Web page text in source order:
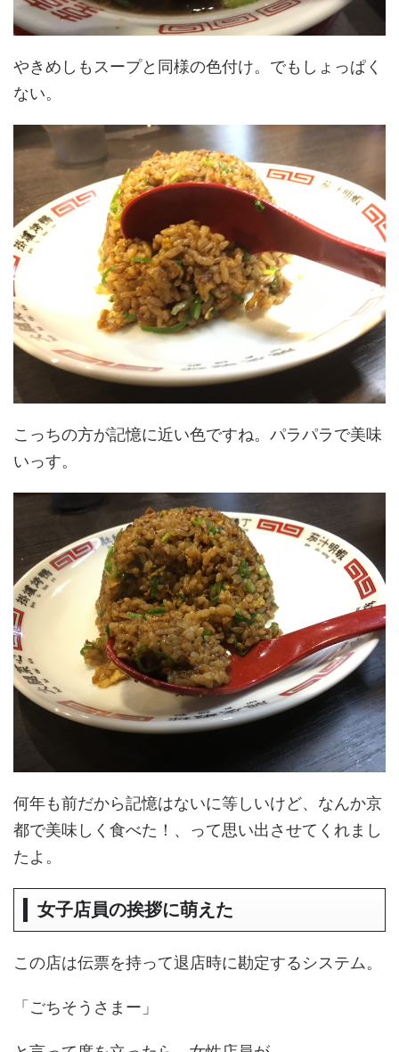
やきめしもスープと同様の色付け。でもしょっぱく
ない。
こっちの方が記憶に近い色ですね。パラパラで美味
いっす。
何年も前だから記憶はないに等しいけど、なんか京
都で美味しく食べた！、って思い出させてくれまし
たよ。
女子店員の挨拶に萌えた
この店は伝票を持って退店時に勘定するシステム。
「ごちそうさまー」